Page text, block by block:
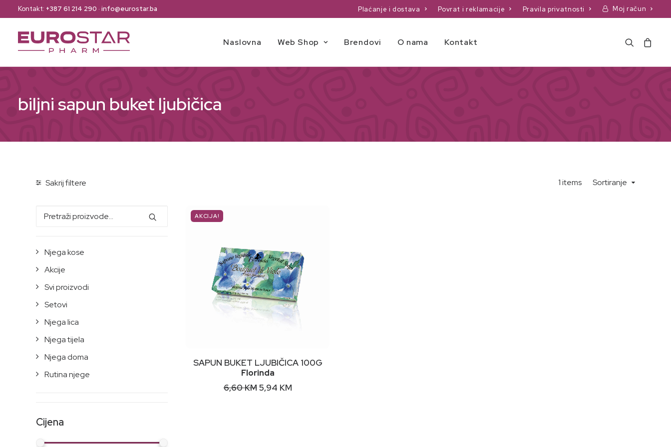
Kontakt: +387 61 214 290 · info@eurostar.ba Plaćanje i dostava Povrat i reklamacije Pravila privatnosti Moj račun
Naslovna Web Shop Brendovi O nama Kontakt
biljni sapun buket ljubičica
Sakrij filtere Sortiranje
1 items
Pretraži:
Njega kose
Akcije
Svi proizvodi
Setovi
Njega lica
Njega tijela
Njega doma
Rutina njege
Cijena
AKCIJA!
DODAJ U KORPU
SAPUN BUKET LJUBIČICA 100G
Florinda
6,60KM Original
5,94 KMCurrent